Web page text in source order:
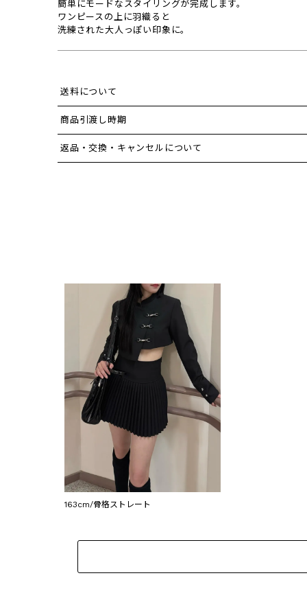
簡単にモードなスタイリングが完成します。
ワンピースの上に羽織ると
洗練された大人っぽい印象に。
送料について
商品引渡し時期
返品・交換・キャンセルについて
163cm/骨格ストレート